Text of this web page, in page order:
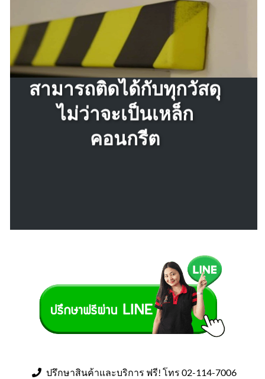
สามารถติดได้กับทุกวัสดุ
ไม่ว่าจะเป็นเหล็ก
คอนกรีต
ปรึกษาสินค้าและบริการ ฟรี! โทร 02-114-7006